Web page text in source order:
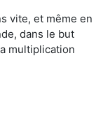
vite, et même en
dans le but
multiplication